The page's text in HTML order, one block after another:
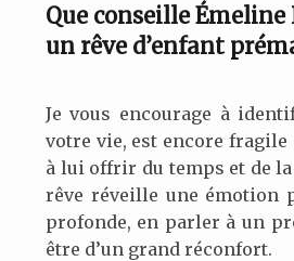
Que conseille Émeline
un rêve d’enfant
Je vous encourage à
votre vie, est encore
à lui offrir du temps et de la
rêve réveille une émotion
profonde, en parler à un
être d’un grand réconfort.